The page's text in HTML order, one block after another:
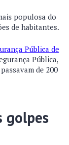
populosa do
de habitantes.
Pública de
Pública,
de 200
golpes